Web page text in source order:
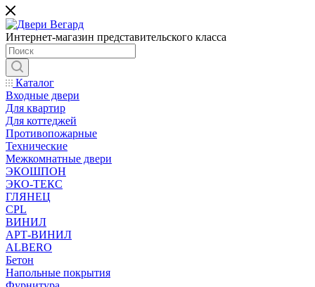
Интернет-магазин представительского класса
Каталог
Входные двери
Для квартир
Для коттеджей
Противопожарные
Технические
Межкомнатные двери
ЭКОШПОН
ЭКО-ТЕКС
ГЛЯНЕЦ
CPL
ВИНИЛ
АРТ-ВИНИЛ
ALBERO
Бетон
Напольные покрытия